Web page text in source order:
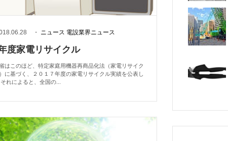
・ ニュース 電設業界ニュース
度家電リサイクル
はこのほど、特定家庭用機器再商品化法（家電リサイク
に基づく、２０１７年度の家電リサイクル実績を公表し
れによると、全国の...